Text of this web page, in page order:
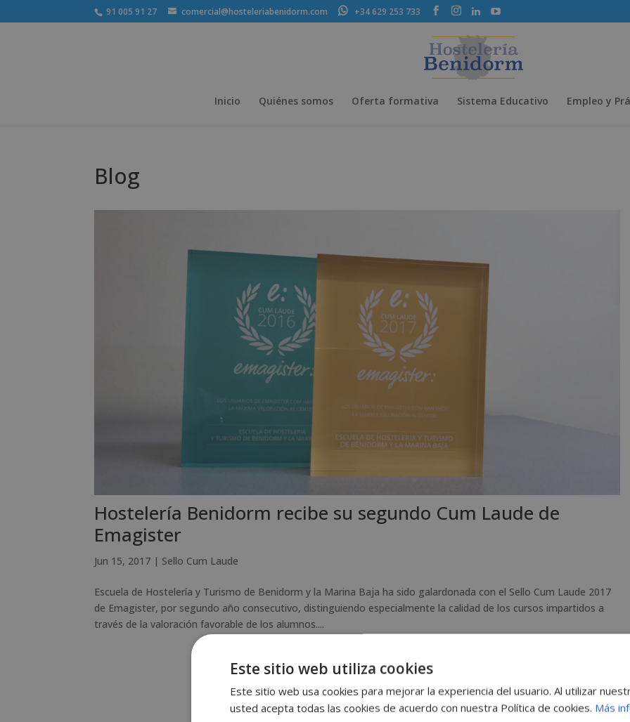
91 005 91 27 comercial@hosteleriabenidorm.com +34 629 253 733
Inicio Quiénes somos Oferta formativa Sistema Educativo Empleo y
Blog
Hostelería Benidorm recibe su segundo Cum Laude de
Emagister
Jun 15, 2017 | Sello Cum Laude
Escuela de Hostelería y Turismo de Benidorm y la Marina Baja ha sido galardonada con el Sello Cum Laude 2017
de Emagister, por segundo año consecutivo, distinguiendo especialmente la calidad de los cursos impartidos a
través de la valoración favorable de los alumnos....
Este sitio web utiliza cookies
Este sitio web usa cookies para mejorar la experiencia del usuario. Al utilizar
usted acepta todas las cookies de acuerdo con nuestra Política de cookies. Más